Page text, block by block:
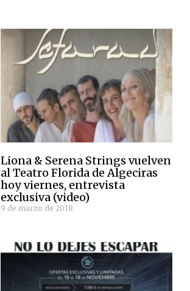
Liona & Serena Strings vuelven
al Teatro Florida de Algeciras
hoy viernes, entrevista
exclusiva (video)
9 de marzo de 2018